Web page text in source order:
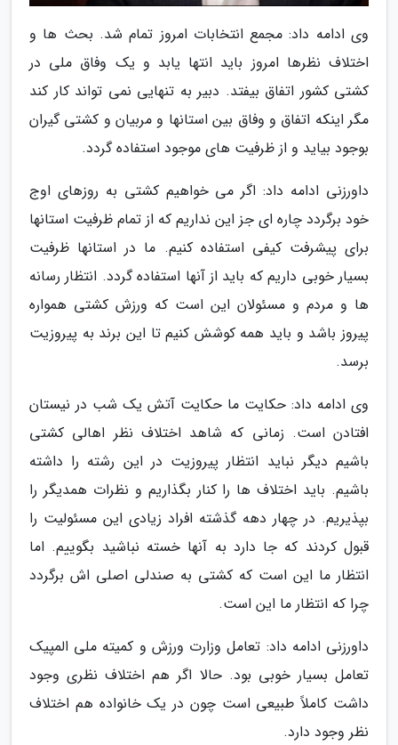
وی ادامه داد: مجمع انتخابات امروز تمام شد. بحث ها و
اختلاف نظرها امروز باید انتها یابد و یک وفاق ملی در
کشتی کشور اتفاق بیفتد. دبیر به تنهایی نمی تواند کار کند
مگر اینکه اتفاق و وفاق بین استانها و مربیان و کشتی گیران
بوجود بیاید و از ظرفیت های موجود استفاده گردد.
داورزنی ادامه داد: اگر می خواهیم کشتی به روزهای اوج
خود برگردد چاره ای جز این نداریم که از تمام ظرفیت استانها
برای پیشرفت کیفی استفاده کنیم. ما در استانها ظرفیت
بسیار خوبی داریم که باید از آنها استفاده گردد. انتظار رسانه
ها و مردم و مسئولان این است که ورزش کشتی همواره
پیروز باشد و باید همه کوشش کنیم تا این برند به پیروزیت
برسد.
وی ادامه داد: حکایت ما حکایت آتش یک شب در نیستان
افتادن است. زمانی که شاهد اختلاف نظر اهالی کشتی
باشیم دیگر نباید انتظار پیروزیت در این رشته را داشته
باشیم. باید اختلاف ها را کنار بگذاریم و نظرات همدیگر را
بپذیریم. در چهار دهه گذشته افراد زیادی این مسئولیت را
قبول کردند که جا دارد به آنها خسته نباشید بگوییم. اما
انتظار ما این است که کشتی به صندلی اصلی اش برگردد
چرا که انتظار ما این است.
داورزنی ادامه داد: تعامل وزارت ورزش و کمیته ملی المپیک
تعامل بسیار خوبی بود. حالا اگر هم اختلاف نظری وجود
داشت کاملاً طبیعی است چون در یک خانواده هم اختلاف
نظر وجود دارد.